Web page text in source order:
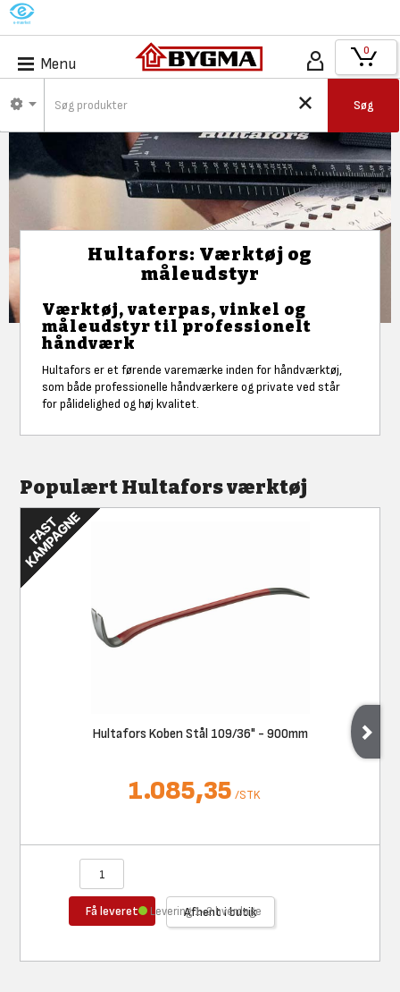
M
Menu
Søg
0
Hultafors: Værktøj og
måleudstyr
Værktøj, vaterpas, vinkel og
måleudstyr til professionelt
håndværk
Hultafors er et førende varemærke inden for håndværktøj,
som både professionelle håndværkere og private ved står
for pålidelighed og høj kvalitet.
Populært Hultafors værktøj
Hultafors Koben Stål 109/36" - 900mm
1.085,35 /STK
Få leveret Afhent i butik
Levering 1-2 hverdage